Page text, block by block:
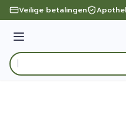
Ga naar de inhoud
Veilige betalingen
Menu
Product, merk,